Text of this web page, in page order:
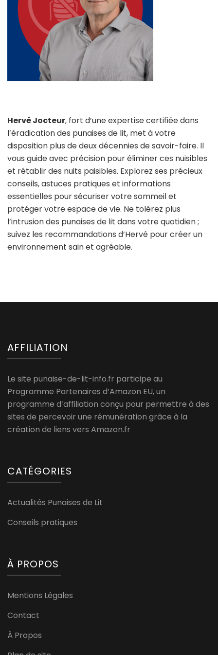
Hervé Jocteur, fort d’une expertise certifiée dans
l’éradication des punaises de lit, met à votre
disposition plus de deux décennies de savoir-faire. Il
vous guide avec précision pour éliminer ces nuisibles
et rétablir des nuits paisibles. Explorez ses précieux
conseils, astuces pratiques et informations
essentielles pour sécuriser votre sommeil et
protéger votre espace de vie. Ne tolérez plus
l’intrusion des punaises de lit dans votre quotidien ;
suivez les recommandations d’Hervé pour créer un
environnement sain et agréable.
AFFILIATION
Le site punaise-de-lit-info.fr participe au
Programme Partenaires d’Amazon EU, un
programme d’affiliation conçu pour permettre à des
sites de percevoir une rémunération grâce à la
création de liens vers Amazon.fr
CATÉGORIES
Actualités Punaises de Lit
Conseils pratiques
À PROPOS
Mentions Légales
Contact
À Propos